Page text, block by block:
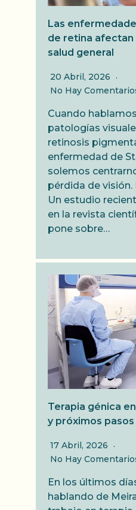
Las
de retina afectan
salud general
20 Abril, 2026
No Hay
Cuando
patologías
retinosis
enfermedad de
solemos
pérdida de visión.
Un estudio
en la revista
pone sobre…
Terapia génica
y próximos pasos
17 Abril, 2026
No Hay
En los últimos
hablando de